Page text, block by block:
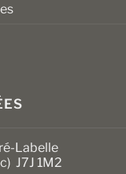
Labelle
J7J 1M2